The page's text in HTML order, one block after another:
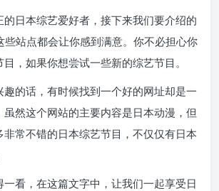
日本综艺爱好者，接下来我们要介绍的
些站点都会让你感到满意。你不必担心你
，如果你想尝试一些新的综艺节目。
的话，有时候找到一个好的网址却是一
然这个网站的主要内容是日本动漫，但
非常不错的日本综艺节目，不仅仅有日本
看，在这篇文字中，让我们一起享受日